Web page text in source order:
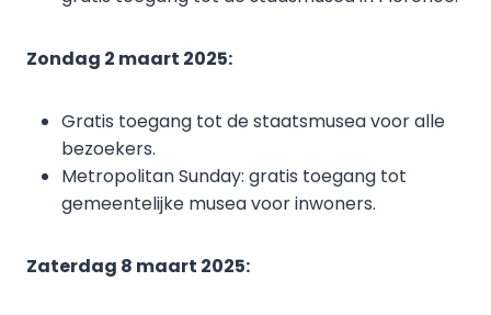
Zondag 2 maart 2025:
Gratis toegang tot de staatsmusea voor alle
bezoekers.
Metropolitan Sunday: gratis toegang tot
gemeentelijke musea voor inwoners.
Zaterdag 8 maart 2025: